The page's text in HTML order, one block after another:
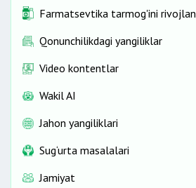
Farmatsevtika tarmog'ini
Qonunchilikdagi yangiliklar
Video kontentlar
Wakil AI
Jahon yangiliklari
Sug‘urta masalalari
Jamiyat